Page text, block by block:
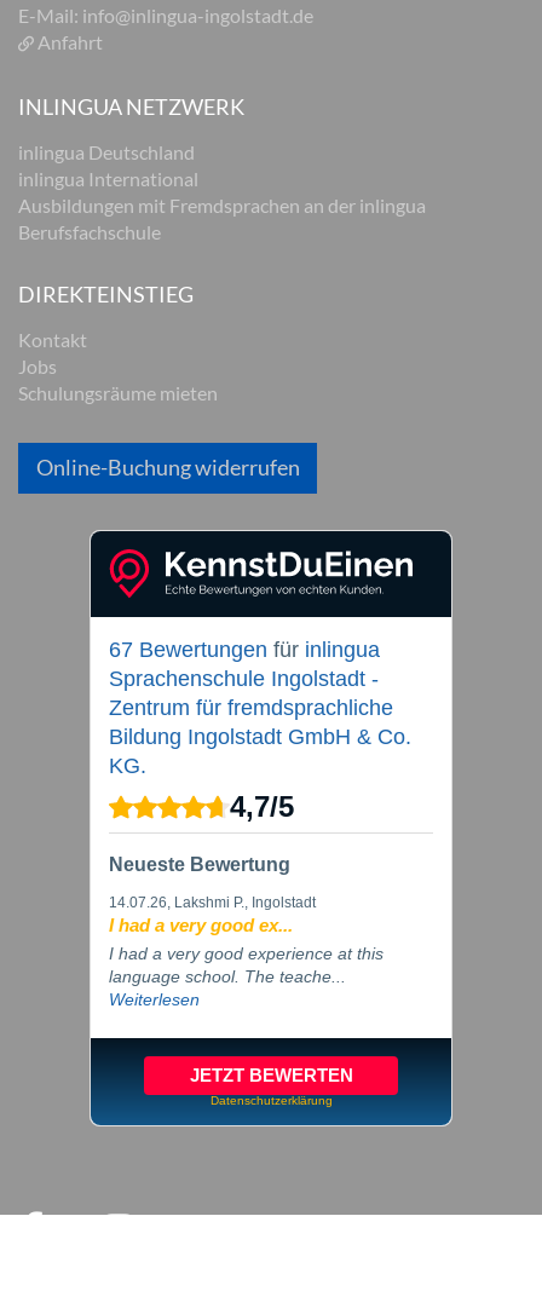
E-Mail: info@inlingua-ingolstadt.de
Anfahrt
INLINGUA NETZWERK
inlingua Deutschland
inlingua International
Ausbildungen mit Fremdsprachen an der inlingua
Berufsfachschule
DIREKTEINSTIEG
Kontakt
Jobs
Schulungsräume mieten
Online-Buchung widerrufen
67 Bewertungen für inlingua
Sprachenschule Ingolstadt -
Zentrum für fremdsprachliche
Bildung Ingolstadt GmbH & Co.
KG.
4,7/5
Neueste Bewertung
14.07.26, Lakshmi P., Ingolstadt
I had a very good ex...
I had a very good experience at this
language school. The teache...
Weiterlesen
JETZT BEWERTEN
Datenschutzerklärung